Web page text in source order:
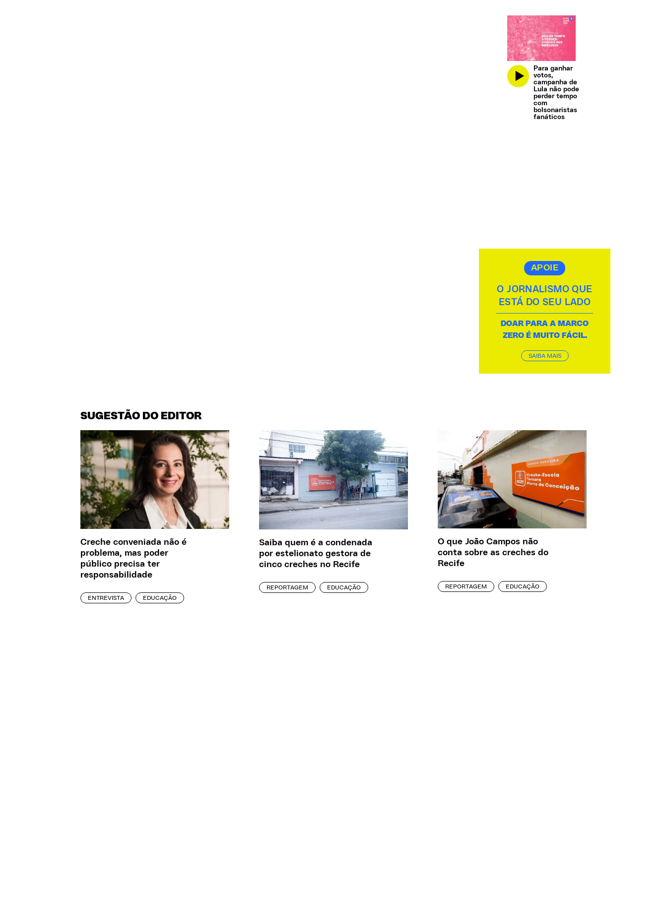
Para ganhar
votos,
campanha de
Lula não pode
perder tempo
com
bolsonaristas
fanáticos
APOIE
O JORNALISMO QUE
ESTÁ DO SEU LADO
DOAR PARA A MARCO
ZERO É MUITO FÁCIL.
SAIBA MAIS
SUGESTÃO DO EDITOR
Creche conveniada não é
problema, mas poder
público precisa ter
responsabilidade
ENTREVISTA EDUCAÇÃO
Saiba quem é a condenada
por estelionato gestora de
cinco creches no Recife
REPORTAGEM EDUCAÇÃO
O que João Campos não
conta sobre as creches do
Recife
REPORTAGEM EDUCAÇÃO